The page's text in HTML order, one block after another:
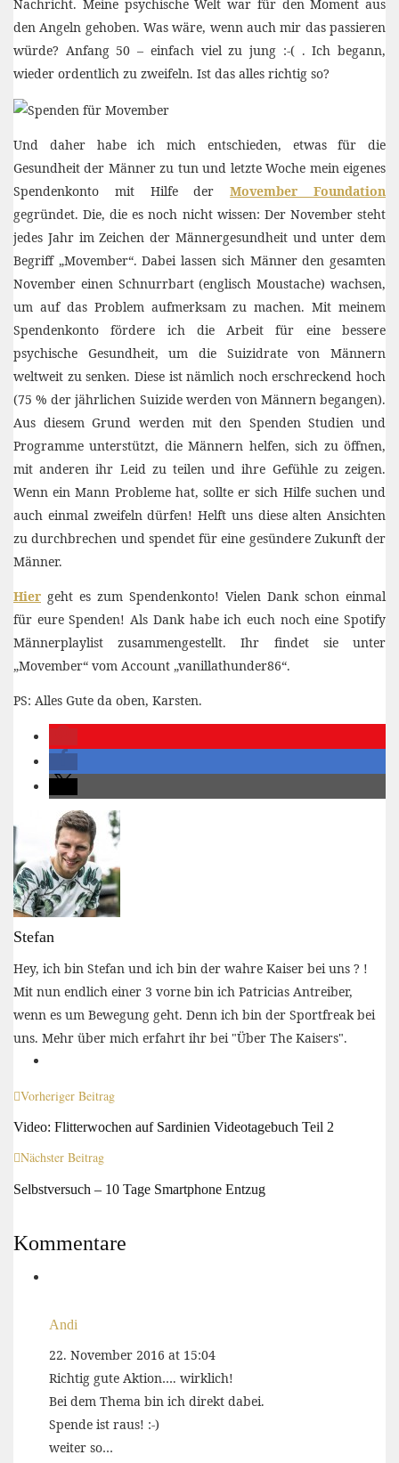
Nachricht. Meine psychische Welt war für den Moment aus
den Angeln gehoben. Was wäre, wenn auch mir das passieren
würde? Anfang 50 – einfach viel zu jung :-( . Ich begann,
wieder ordentlich zu zweifeln. Ist das alles richtig so?
Und daher habe ich mich entschieden, etwas für die
Gesundheit der Männer zu tun und letzte Woche mein eigenes
Spendenkonto mit Hilfe derMovember Foundation
gegründet. Die, die es noch nicht wissen: Der November steht
jedes Jahr im Zeichen der Männergesundheit und unter dem
Begriff „Movember“. Dabei lassen sich Männer den gesamten
November einen Schnurrbart (englisch Moustache) wachsen,
um auf das Problem aufmerksam zu machen. Mit meinem
Spendenkonto fördere ich die Arbeit für eine bessere
psychische Gesundheit, um die Suizidrate von Männern
weltweit zu senken. Diese ist nämlich noch erschreckend hoch
(75 % der jährlichen Suizide werden von Männern begangen).
Aus diesem Grund werden mit den Spenden Studien und
Programme unterstützt, die Männern helfen, sich zu öffnen,
mit anderen ihr Leid zu teilen und ihre Gefühle zu zeigen.
Wenn ein Mann Probleme hat, sollte er sich Hilfe suchen und
auch einmal zweifeln dürfen! Helft uns diese alten Ansichten
zu durchbrechen und spendet für eine gesündere Zukunft der
Männer.
Hier geht es zum Spendenkonto! Vielen Dank schon einmal
für eure Spenden! Als Dank habe ich euch noch eine Spotify
Männerplaylist zusammengestellt. Ihr findet sie unter
„Movember“ vom Account „vanillathunder86“.
PS: Alles Gute da oben, Karsten.
Stefan
Hey, ich bin Stefan und ich bin der wahre Kaiser bei uns ? !
Mit nun endlich einer 3 vorne bin ich Patricias Antreiber,
wenn es um Bewegung geht. Denn ich bin der Sportfreak bei
uns. Mehr über mich erfahrt ihr bei "Über The Kaisers".
Vorheriger Beitrag
Video: Flitterwochen auf Sardinien Videotagebuch Teil 2
Nächster Beitrag
Selbstversuch – 10 Tage Smartphone Entzug
Kommentare
Andi
22. November 2016 at 15:04
Richtig gute Aktion…. wirklich!
Bei dem Thema bin ich direkt dabei.
Spende ist raus! :-)
weiter so…